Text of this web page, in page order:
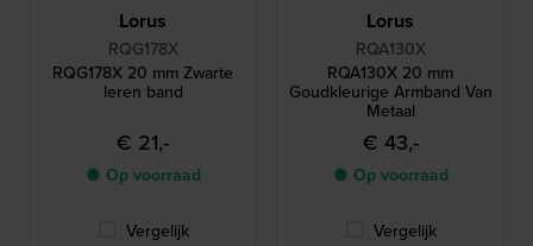
Lorus
RQG178X
RQG178X 20 mm Zwarte
leren band
€ 21,-
● Op voorraad
Vergelijk
Lorus
RQA130X
RQA130X 20 mm
Goudkleurige Armband Van
Metaal
€ 43,-
● Op voorraad
Vergelijk